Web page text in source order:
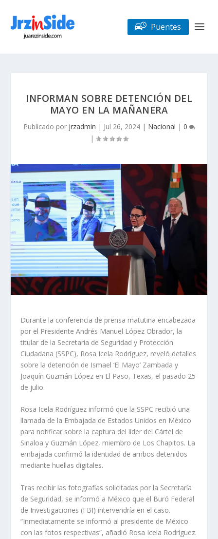
Puentes
INFORMAN SOBRE DETENCIÓN DEL
MAYO EN LA MAÑANERA
Publicado por jrzadmin | Jul 26, 2024| Nacional | 0
|
Durante la conferencia de prensa matutina encabezada
por el Presidente Andrés Manuel López Obrador, la
titular de la Secretaría de Seguridad y Protección
Ciudadana (SSPC), Rosa Icela Rodríguez, reveló detalles
sobre la detención de Ismael ‘El Mayo’ Zambada y
Joaquín Guzmán López en El Paso, Texas, el pasado 25
de julio.
Rosa Icela Rodríguez informó que la SSPC recibió una
llamada de la Embajada de Estados Unidos en México
para notificar sobre la captura del líder del Cártel de
Sinaloa y Guzmán López, miembro de Los Chapitos. La
embajada confirmó la identidad de ambos detenidos
mediante huellas digitales.
Tras recibir las fotografías solicitadas por la Secretaría
de Seguridad, se informó a México que el Buró Federal
de Investigaciones (FBI) intervendría en el caso.
“Inmediatamente se informó al presidente de México
con las fotos respectivas”, añadió Rosa Icela Rodríguez.